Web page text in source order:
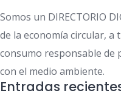
Somos un DIRECTORIO
de la economía circular, a
consumo responsable de
con el medio ambiente.
Entradas